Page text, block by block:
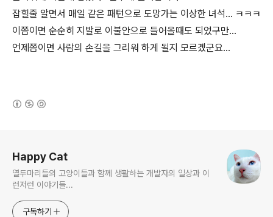
잡힐줄 알면서 매일 같은 패턴으로 도망가는 이상한 녀석... ㅋㅋㅋ
이쯤이면 순순히 지발로 이불안으로 들어올때도 되었구만...
언제쯤이면 사람의 손길을 그리워 하게 될지 모르겠군요...
Happy Cat
열두마리들의 고양이들과 함께 생활하는 개발자의 일상과 이
런저런 이야기들...
구독하기